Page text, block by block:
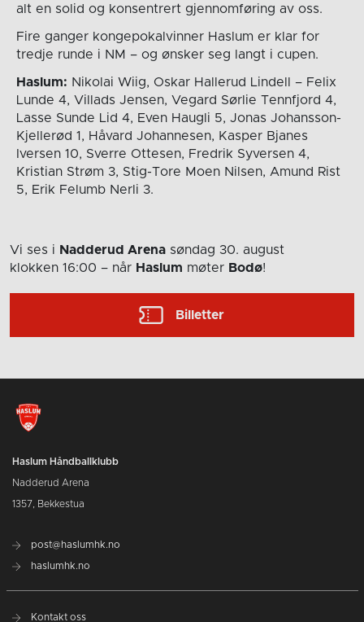
alt en solid og konsentrert gjennomføring av oss.
Fire ganger kongepokalvinner Haslum er klar for
tredje runde i NM – og ønsker seg langt i cupen.
Haslum: Nikolai Wiig, Oskar Hallerud Lindell – Felix
Lunde 4, Villads Jensen, Vegard Sørlie Tennfjord 4,
Lasse Sunde Lid 4, Even Haugli 5, Jonas Johansson-
Kjellerød 1, Håvard Johannesen, Kasper Bjanes
Iversen 10, Sverre Ottesen, Fredrik Syversen 4,
Kristian Strøm 3, Stig-Tore Moen Nilsen, Amund Rist
5, Erik Felumb Nerli 3.
Vi ses i Nadderud Arena søndag 30. august
klokken 16:00 – når Haslum møter Bodø!
Billetter
Haslum Håndballklubb
Nadderud Arena
1357, Bekkestua
post@haslumhk.no
haslumhk.no
Kontakt oss